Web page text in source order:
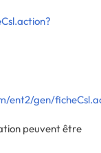
ent2/gen/
peuvent être